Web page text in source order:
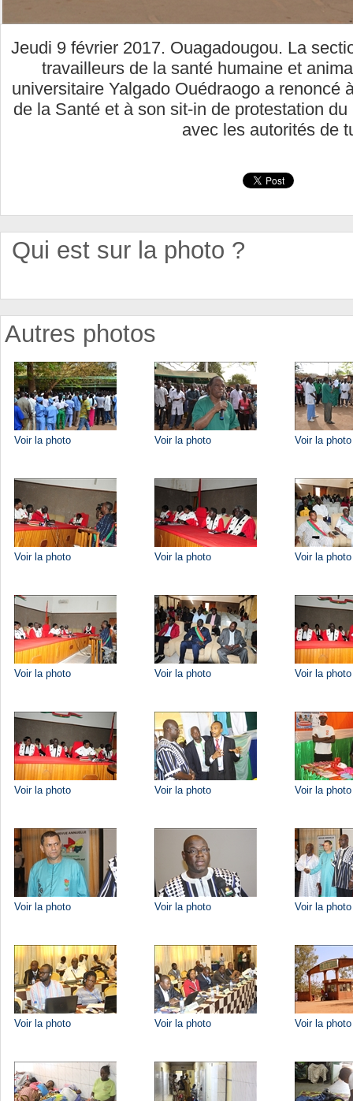
Jeudi 9 février 2017. Ouagadougou. La
travailleurs de la santé humaine et
universitaire Yalgado Ouédraogo a renoncé
de la Santé et à son sit-in de protestation
avec les autorités de
Qui est sur la photo ?
Autres photos
Voir la photo Voir la photo Voir la photo
Voir la photo Voir la photo Voir la photo
Voir la photo Voir la photo Voir la photo
Voir la photo Voir la photo Voir la photo
Voir la photo Voir la photo Voir la photo
Voir la photo Voir la photo Voir la photo